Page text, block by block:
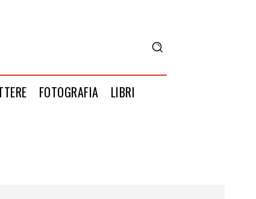
FOTOGRAFIA LIBRI